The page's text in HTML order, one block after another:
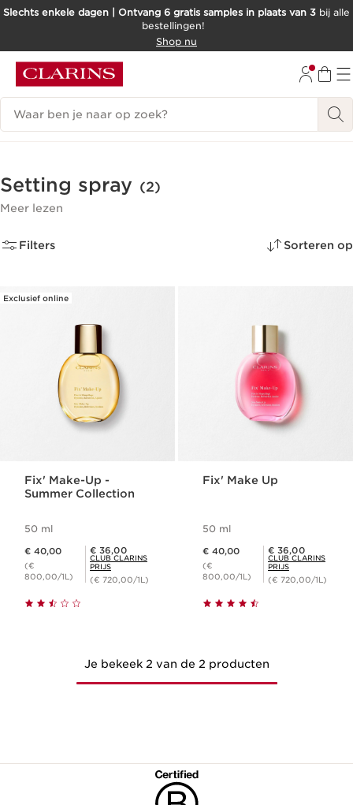
DOORGAAN NAAR INHOUD
Slechts enkele dagen | Ontvang 6 gratis samples in plaats van 3 bij alle
bestellingen!
Shop nu
Zoekgeschiedenis
Setting spray (2)
Meer lezen
Filters Sorteren op
Exclusief online
Fix' Make-Up -
Summer Collection
50 ml
€ 40,00
(€
800,00/1L)
Club Clarins Prijs € 36,00
€ 36,00
CLUB CLARINS
PRIJS
(€ 720,00/1L)
Fix' Make Up
50 ml
€ 40,00
(€
800,00/1L)
Club Clarins Prijs € 36,00
€ 36,00
CLUB CLARINS
PRIJS
(€ 720,00/1L)
Je bekeek 2 van de 2 producten